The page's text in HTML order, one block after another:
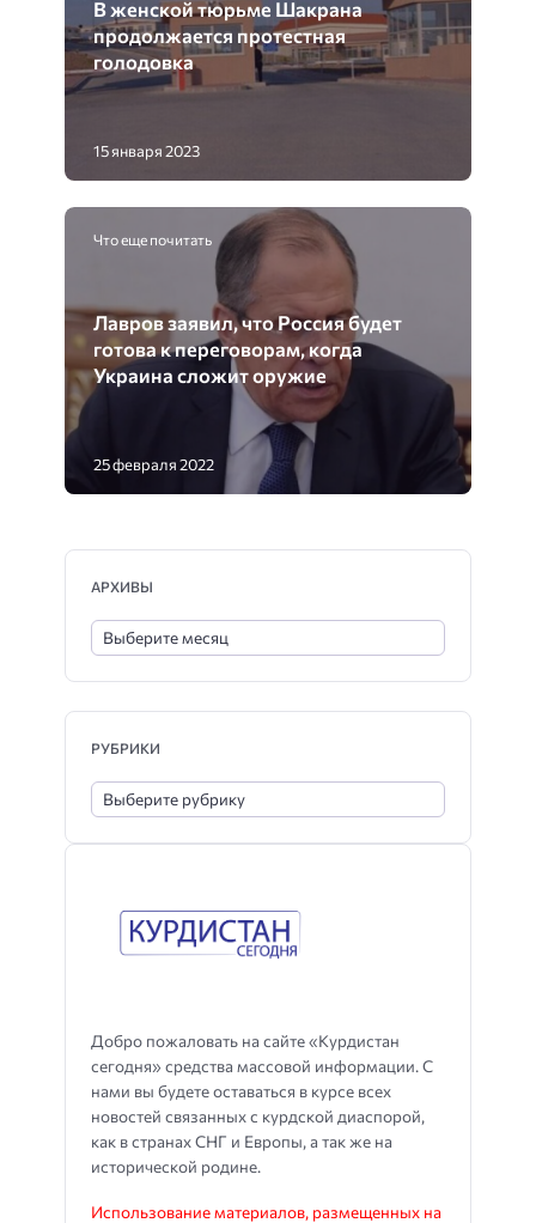
В женской тюрьме Шакрана
продолжается протестная
голодовка
15 января 2023
Что еще почитать
Лавров заявил, что Россия будет
готова к переговорам, когда
Украина сложит оружие
25 февраля 2022
Добро пожаловать на сайте «Курдистан
сегодня» средства массовой информации. С
нами вы будете оставаться в курсе всех
новостей связанных с курдской диаспорой,
как в странах СНГ и Европы, а так же на
исторической родине.
Использование материалов, размещенных на
АРХИВЫ
РУБРИКИ